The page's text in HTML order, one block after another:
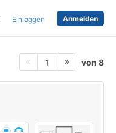
Einloggen Anmelden
1 von 8